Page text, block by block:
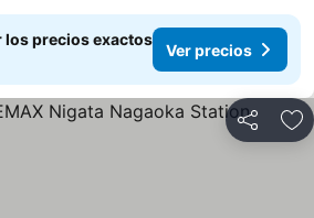
los precios exactos
Ver precios
Compartir